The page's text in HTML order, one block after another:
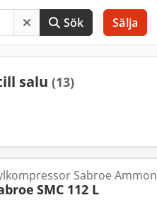
Sök Sälja
salu (13)
Sabroe
SMC 112 L